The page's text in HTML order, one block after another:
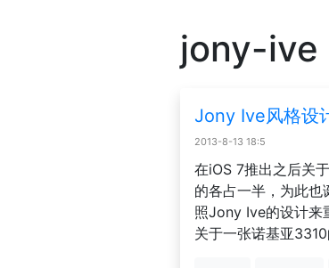
jony-ive
Jony Ive风格设
2013-8-13 18:5
在iOS 7推出之后关
的各占一半，为此
照Jony Ive的设计来
关于一张诺基亚